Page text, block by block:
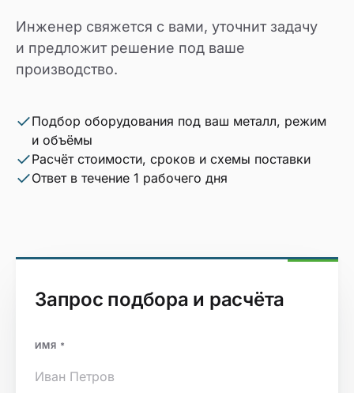
Инженер свяжется с вами, уточнит задачу
и предложит решение под ваше
производство.
Подбор оборудования под ваш металл, режим
и объёмы
Расчёт стоимости, сроков и схемы поставки
Ответ в течение 1 рабочего дня
Запрос подбора и расчёта
ИМЯ *